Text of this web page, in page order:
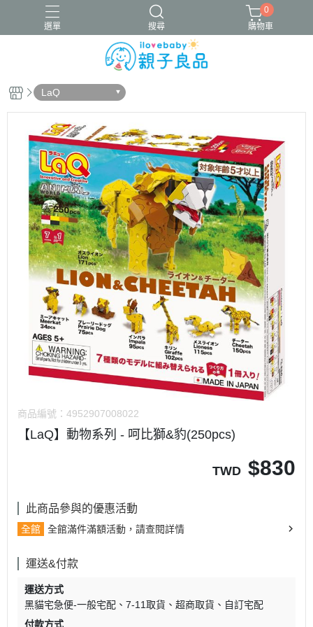
選單 搜尋
16吋腳踏車 ergobaby配件
0
購物車
LaQ
商品編號： 4952907008022
【LaQ】動物系列 - 呵比獅&豹(250pcs)
TWD $830
此商品參與的優惠活動
全館 全館滿件滿額活動，請查閱詳情
運送&付款
運送方式
黑貓宅急便-一般宅配
7-11取貨 超商取貨
自訂宅配
付款方式